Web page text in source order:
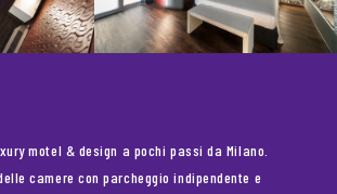
motel & design a pochi passi da Milano.
camere con parcheggio indipendente e